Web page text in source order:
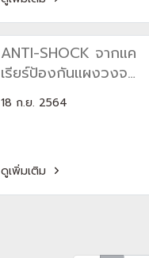
อย่างลงตัว
ความเป็นคุณได้มากที่สุด
ANTI-SHOCK จากแค
เรียร์ป้องกันแผงวงจร
ไฟตก ไฟเกิน ฟ้าผ่า ได้
18 ก.ย. 2564
ดูเพิ่มเติม